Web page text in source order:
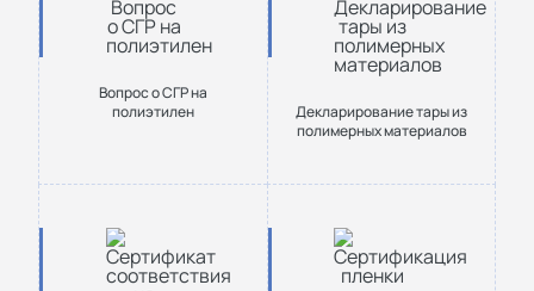
Вопрос о СГР на
полиэтилен
Декларирование тары из
полимерных материалов